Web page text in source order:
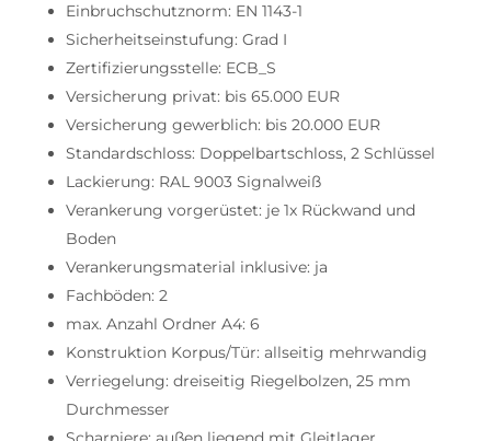
Einbruchschutznorm: EN 1143-1
Sicherheitseinstufung: Grad I
Zertifizierungsstelle: ECB_S
Versicherung privat: bis 65.000 EUR
Versicherung gewerblich: bis 20.000 EUR
Standardschloss: Doppelbartschloss, 2 Schlüssel
Lackierung: RAL 9003 Signalweiß
Verankerung vorgerüstet: je 1x Rückwand und
Boden
Verankerungsmaterial inklusive: ja
Fachböden: 2
max. Anzahl Ordner A4: 6
Konstruktion Korpus/Tür: allseitig mehrwandig
Verriegelung: dreiseitig Riegelbolzen, 25 mm
Durchmesser